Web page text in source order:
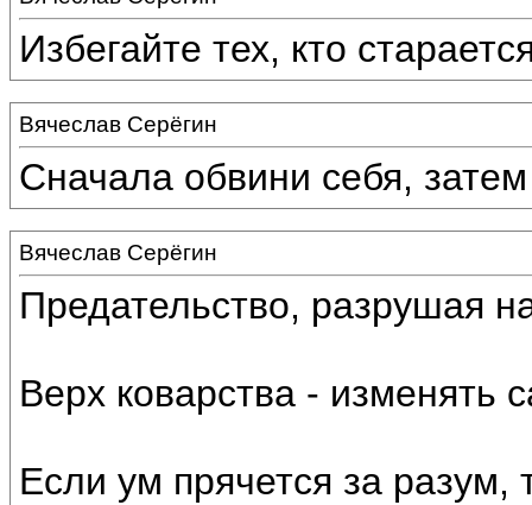
Избегайте тех, кто
Вячеслав Серёгин
Сначала обвини себя,
Вячеслав Серёгин
Предательство, разрушая
Верх коварства - изменять
Если ум прячется за разум,